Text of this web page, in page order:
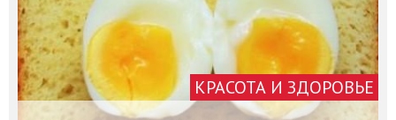
КРАСОТА И ЗДОРОВЬЕ